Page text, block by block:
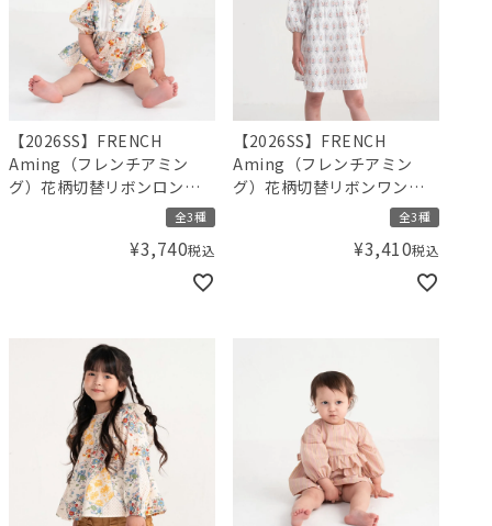
【2026SS】FRENCH
Aming（フレンチアミン
グ）花柄切替リボンロンパ
全3種
¥3,740税込
【2026SS】FRENCH
Aming（フレンチアミン
グ）花柄切替リボンワンピ
全3種
¥3,410税込